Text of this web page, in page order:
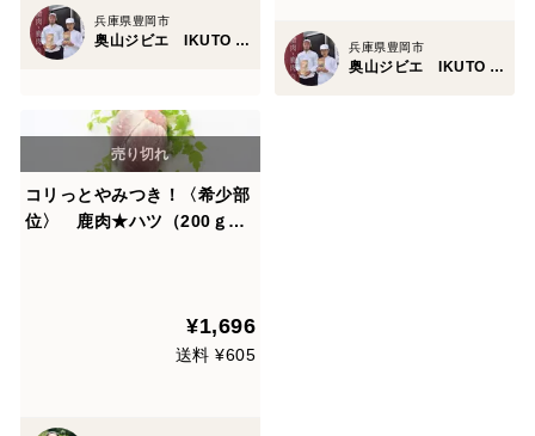
兵庫県豊岡市
奥山ジビエ IKUTO MEAT 兵庫県豊岡市
奥山ジビエ IKUTO MEAT
コリっとやみつき！〈希少部
位〉 鹿肉★ハツ（200ｇ）
¥1,696
送料 ¥605